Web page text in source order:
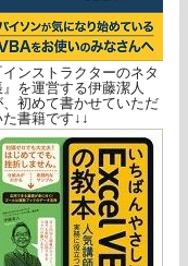
インストラクターのネタ
』を運営する伊藤潔人
、初めて書かせていただ
た書籍です↓↓